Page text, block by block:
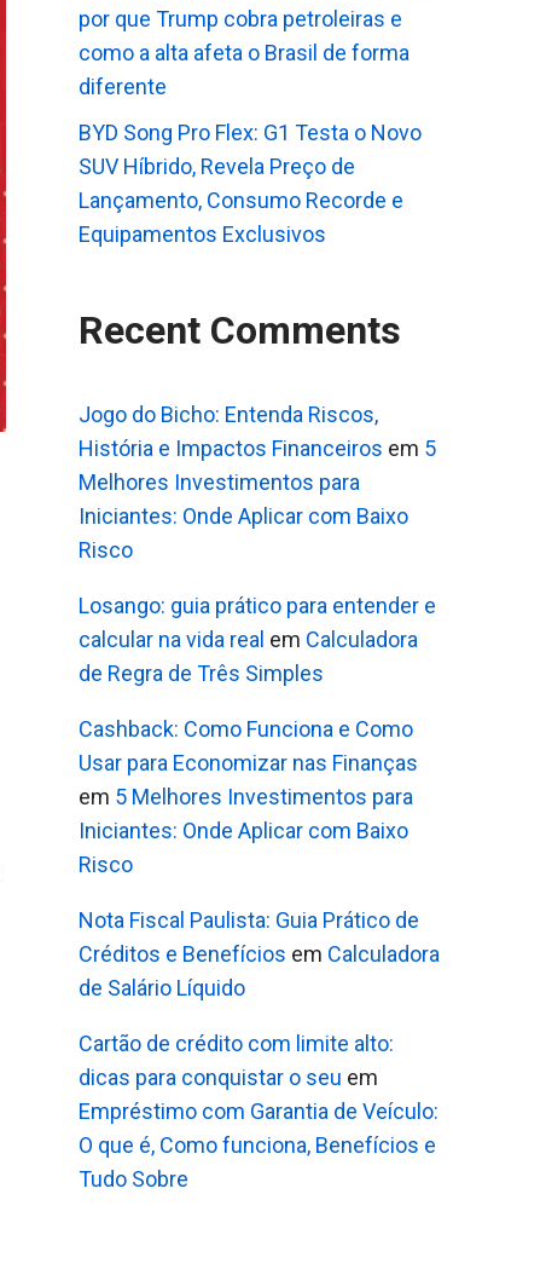
por que Trump cobra petroleiras e
como a alta afeta o Brasil de forma
diferente
BYD Song Pro Flex: G1 Testa o Novo
SUV Híbrido, Revela Preço de
Lançamento, Consumo Recorde e
Equipamentos Exclusivos
Recent Comments
Jogo do Bicho: Entenda Riscos,
História e Impactos Financeiros em 5
Melhores Investimentos para
Iniciantes: Onde Aplicar com Baixo
Risco
Losango: guia prático para entender e
calcular na vida real em Calculadora
de Regra de Três Simples
Cashback: Como Funciona e Como
Usar para Economizar nas Finanças
em 5 Melhores Investimentos para
Iniciantes: Onde Aplicar com Baixo
Risco
Nota Fiscal Paulista: Guia Prático de
Créditos e Benefícios em Calculadora
de Salário Líquido
Cartão de crédito com limite alto:
dicas para conquistar o seu em
Empréstimo com Garantia de Veículo:
O que é, Como funciona, Benefícios e
Tudo Sobre